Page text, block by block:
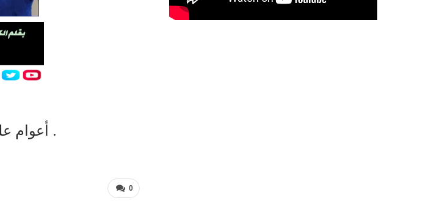
3 أعوام على اغتيال السيدة بِنْتَا كَمَرَ … رثاء في رسالتها الأخيرة .
0